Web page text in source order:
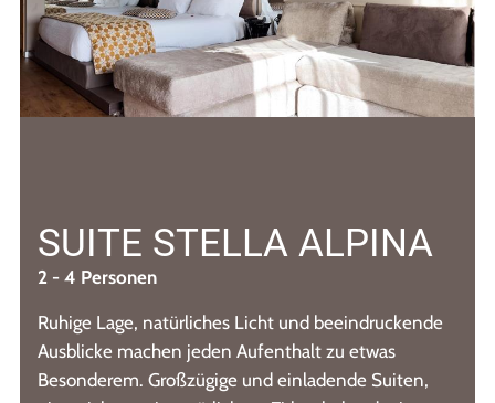
SUITE STELLA ALPINA
2 - 4 Personen
Ruhige Lage, natürliches Licht und beeindruckende
Ausblicke machen jeden Aufenthalt zu etwas
Besonderem. Großzügige und einladende Suiten,